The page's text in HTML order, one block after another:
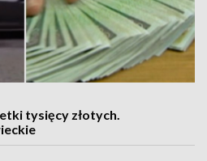
tysięcy złotych.